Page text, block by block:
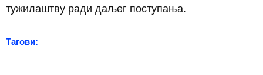
тужилаштву ради даљег поступања.
Тагови: